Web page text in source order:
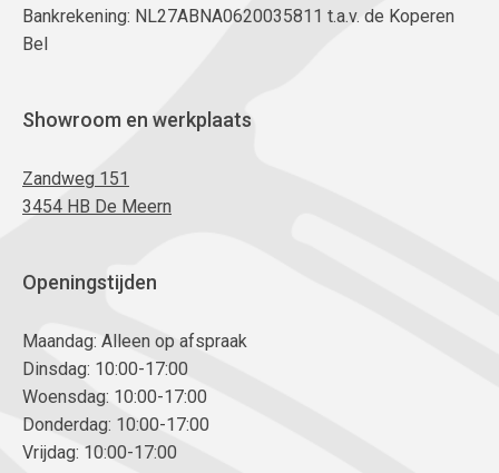
Bankrekening: NL27ABNA0620035811 t.a.v. de Koperen
Bel
Showroom en werkplaats
Zandweg 151
3454 HB De Meern
Openingstijden
Maandag: Alleen op afspraak
Dinsdag: 10:00-17:00
Woensdag: 10:00-17:00
Donderdag: 10:00-17:00
Vrijdag: 10:00-17:00